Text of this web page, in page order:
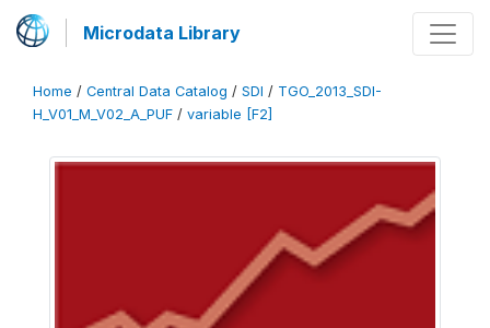
Microdata Library
Home / Central Data Catalog / SDI / TGO_2013_SDI-
H_V01_M_V02_A_PUF / variable [F2]